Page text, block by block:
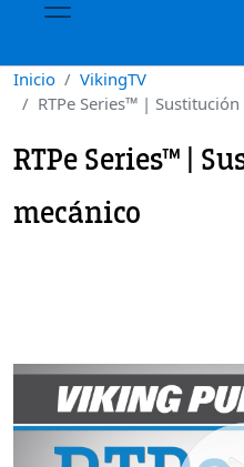
Inicio
VikingTV
RTPe Series™ |
RTPe Series™ |
mecánico